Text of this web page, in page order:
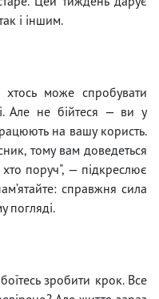
і іншим.
хтось може спробувати
Але не бійтеся — ви у
на вашу користь.
тому вам доведеться
поруч", — підкреслює
справжня сила
погляді.
зробити крок. Все